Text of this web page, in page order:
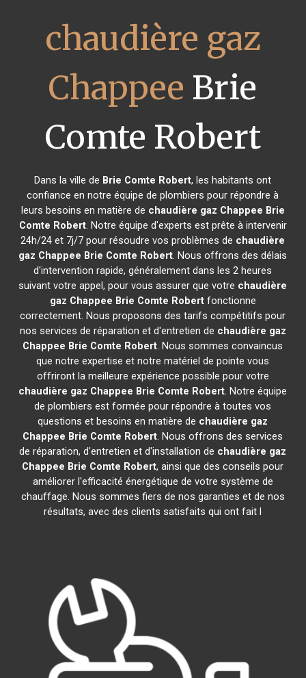
chaudière gaz
Chappee Brie
Comte Robert
Dans la ville de Brie Comte Robert, les habitants ont
confiance en notre équipe de plombiers pour répondre à
leurs besoins en matière de chaudière gaz Chappee Brie
Comte Robert. Notre équipe d'experts est prête à intervenir
24h/24 et 7j/7 pour résoudre vos problèmes de chaudière
gaz Chappee Brie Comte Robert. Nous offrons des délais
d'intervention rapide, généralement dans les 2 heures
suivant votre appel, pour vous assurer que votre chaudière
gaz Chappee Brie Comte Robertfonctionne
correctement. Nous proposons des tarifs compétitifs pour
nos services de réparation et d'entretien de chaudière gaz
Chappee Brie Comte Robert. Nous sommes convaincus
que notre expertise et notre matériel de pointe vous
offriront la meilleure expérience possible pour votre
chaudière gaz Chappee Brie Comte Robert. Notre équipe
de plombiers est formée pour répondre à toutes vos
questions et besoins en matière de chaudière gaz
Chappee Brie Comte Robert. Nous offrons des services
de réparation, d'entretien et d'installation de chaudière gaz
Chappee Brie Comte Robert, ainsi que des conseils pour
améliorer l'efficacité énergétique de votre système de
chauffage. Nous sommes fiers de nos garanties et de nos
résultats, avec des clients satisfaits qui ont fait l